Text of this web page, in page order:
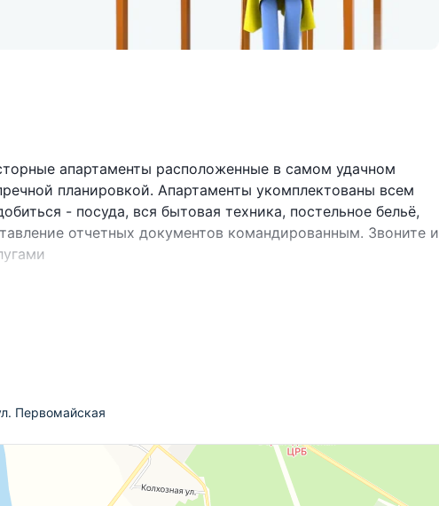
апартаменты расположенные в самом удачном
планировкой. Апартаменты укомплектованы всем
- посуда, вся бытовая техника, постельное бельё,
отчетных документов командированным. Звоните и
Первомайская